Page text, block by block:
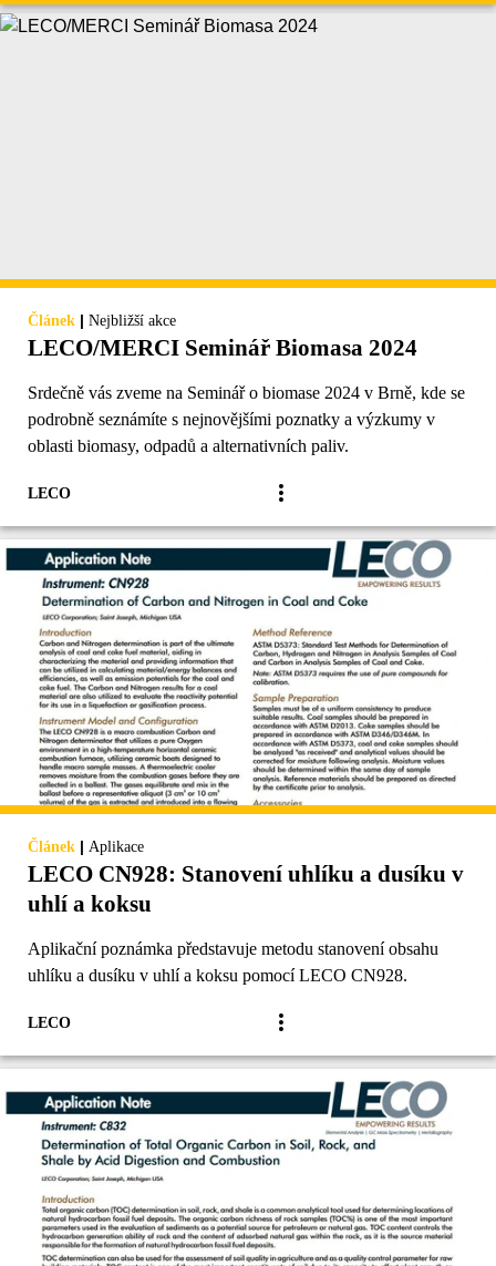
Článek | Nejbližší akce
LECO/MERCI Seminář Biomasa 2024
Srdečně vás zveme na Seminář o biomase 2024 v Brně, kde se
podrobně seznámíte s nejnovějšími poznatky a výzkumy v
oblasti biomasy, odpadů a alternativních paliv.
LECO
Článek | Aplikace
LECO CN928: Stanovení uhlíku a dusíku v
uhlí a koksu
Aplikační poznámka představuje metodu stanovení obsahu
uhlíku a dusíku v uhlí a koksu pomocí LECO CN928.
LECO